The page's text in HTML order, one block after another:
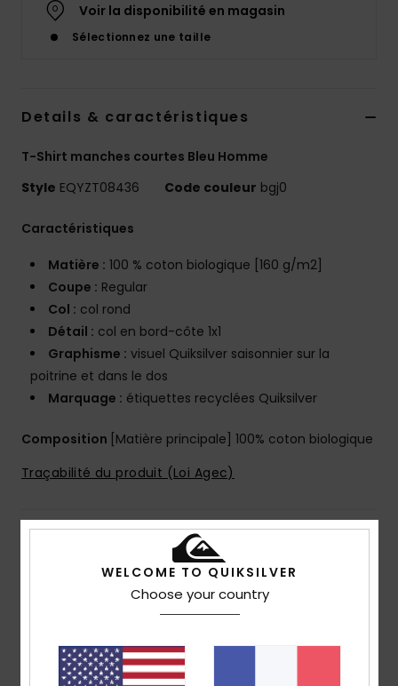
Voir la disponibilité en magasin
Sélectionnez une taille
Details & caractéristiques
T-Shirt manches courtes Bleu Homme
Style EQYZT08436 Code couleur bgj0
Caractéristiques
Matière : 100 % coton biologique [160 g/m2]
Coupe : Regular
Col : col rond
Détail : col en bord-côte 1x1
Graphisme : visuel Quiksilver saisonnier sur la
poitrine et dans le dos
Marquage : étiquettes recyclées Quiksilver
Composition [Matière principale] 100% coton biologique
Traçabilité du produit (Loi Agec)
Livraison & Retours
Note moyenne
WELCOME TO QUIKSILVER
Choose your country